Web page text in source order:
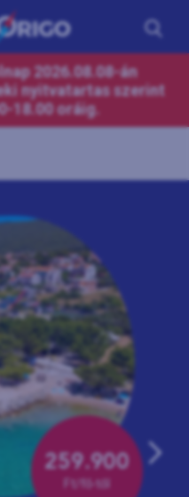
2026.08.08-án
nyitvatartas szerint
18.00 oráig.
259.900
Ft/fő-től